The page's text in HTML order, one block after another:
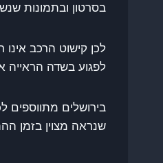
בסרטון ובתמונות
לכן קישוט הרכב
לפגוע בשדה הראייה
בירושלים מתווספים
שנראה מצוין בזמן